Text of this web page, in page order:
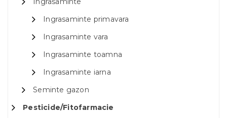
Ingrasaminte primavara
Ingrasaminte vara
Ingrasaminte toamna
Ingrasaminte iarna
Seminte gazon
Pesticide/Fitofarmacie